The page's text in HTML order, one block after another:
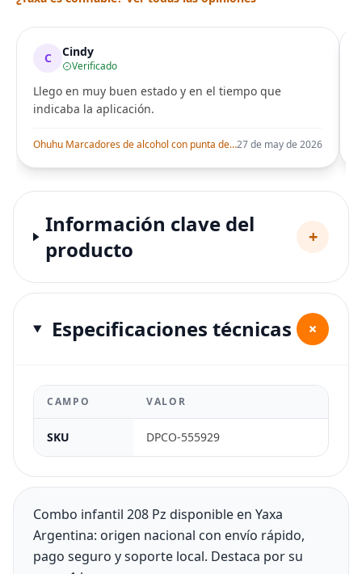
C Cindy
Verificado
Llego en muy buen estado y en el tiempo que
indicaba la aplicación.
Ohuhu Marcadores de alcohol con punta de pincel – Juego de marcadores artísticos de doble punta con certificación AP para artistas adultos27 de may de 2026
Información clave del
producto
+
Especificaciones técnicas +
CAMPO VALOR
SKU DPCO-555929
Combo infantil 208 Pz disponible en Yaxa
Argentina: origen nacional con envío rápido,
pago seguro y soporte local. Destaca por su